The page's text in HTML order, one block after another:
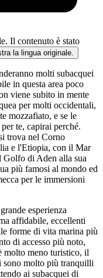
Il contenuto è stato
la lingua originale.
molti subacquei
in questa area poco
viene subito in mente
per molti occidentali,
mozzafiato, e se le
te, capirai perché.
trova nel Corno
e l'Etiopia, con il Mar
Golfo di Aden alla sua
più famosi al mondo ed
per le immersioni
esperienza
affidabile, eccellenti
forme di vita marina più
di accesso più noto,
molto meno turistico, il
sono molto più tranquilli
ai subacquei di